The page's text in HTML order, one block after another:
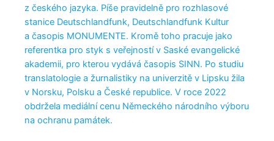
z českého jazyka. Píše pravidelně pro rozhlasové
stanice Deutschlandfunk, Deutschlandfunk Kultur
a časopis MONUMENTE. Kromě toho pracuje jako
referentka pro styk s veřejností v Saské evangelické
akademii, pro kterou vydává časopis SINN. Po studiu
translatologie a žurnalistiky na univerzitě v Lipsku žila
v Norsku, Polsku a České republice. V roce 2022
obdržela mediální cenu Německého národního výboru
na ochranu památek.